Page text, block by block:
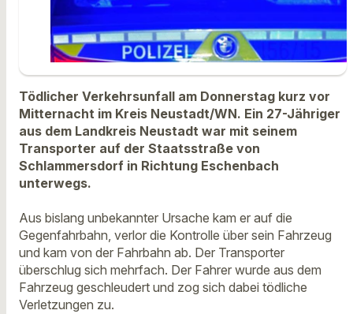
Tödlicher Verkehrsunfall am Donnerstag kurz vor
Mitternacht im Kreis Neustadt/WN. Ein 27-Jähriger
aus dem Landkreis Neustadt war mit seinem
Transporter auf der Staatsstraße von
Schlammersdorf in Richtung Eschenbach
unterwegs.
Aus bislang unbekannter Ursache kam er auf die
Gegenfahrbahn, verlor die Kontrolle über sein Fahrzeug
und kam von der Fahrbahn ab. Der Transporter
überschlug sich mehrfach. Der Fahrer wurde aus dem
Fahrzeug geschleudert und zog sich dabei tödliche
Verletzungen zu.